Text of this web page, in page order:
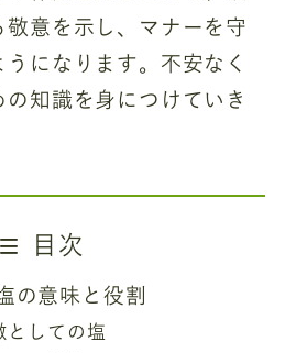
敬意を示し、マナーを守
になります。不安なく
知識を身につけていき
目次
の意味と役割
としての塩